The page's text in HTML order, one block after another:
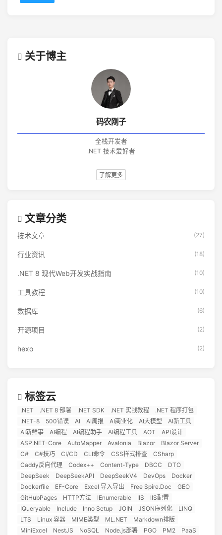
关于博主
码农刚子
全栈开发者
.NET 技术爱好者
了解更多
文章分类
技术文章 (27)
行业资讯 (18)
.NET 8 现代Web开发实战指南 (10)
工具教程 (10)
数据库 (6)
开源项目 (2)
hexo (2)
标签云
.NET .NET 8 部署 .NET SDK .NET 实战教程
.NET 程序打包
.NET-8
500错误 AI AI周报 AI商业化 AI大模型
AI新工具
AI新鲜事
AI编程 AI编程助手 AI编程工具 AOT
API设计
ASP.NET-Core
AutoMapper Avalonia Blazor
Blazor Server
C#
C#技巧 CI/CD CLI命令 CSS样式排查
CSharp
Caddy反向代理
Codex++ Content-Type DBCC
DTO
DeepSeek
DeepSeekAPI DeepSeekV4 DevOps
Docker
Dockerfile
EF-Core Excel 导入导出 Free Spire.Doc
GEO
GitHubPages
HTTP方法 IEnumerable IIS
IIS配置
IQueryable
Include Inno Setup JOIN JSON序列化
LINQ
LTS
Linux 容器 MIME类型 ML.NET
Markdown排版
MiniExcel
NestJS NoSQL Node.js部署 PGO PM2
PaaS